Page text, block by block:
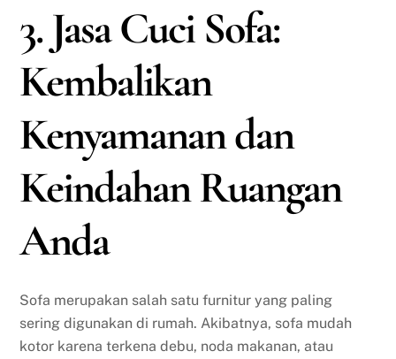
3. Jasa Cuci Sofa:
Kembalikan
Kenyamanan dan
Keindahan Ruangan
Anda
Sofa merupakan salah satu furnitur yang paling
sering digunakan di rumah. Akibatnya, sofa mudah
kotor karena terkena debu, noda makanan, atau